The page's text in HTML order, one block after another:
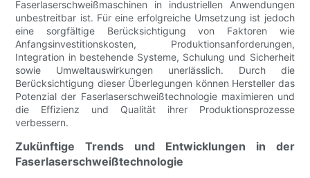
Faserlaserschweißmaschinen in industriellen Anwendungen
unbestreitbar ist. Für eine erfolgreiche Umsetzung ist jedoch
eine sorgfältige Berücksichtigung von Faktoren wie
Anfangsinvestitionskosten, Produktionsanforderungen,
Integration in bestehende Systeme, Schulung und Sicherheit
sowie Umweltauswirkungen unerlässlich. Durch die
Berücksichtigung dieser Überlegungen können Hersteller das
Potenzial der Faserlaserschweißtechnologie maximieren und
die Effizienz und Qualität ihrer Produktionsprozesse
verbessern.
Zukünftige Trends und Entwicklungen in der
Faserlaserschweißtechnologie